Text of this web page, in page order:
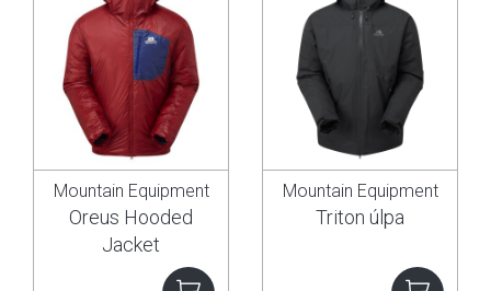
Mountain Equipment
Oreus Hooded
Jacket
Mountain Equipment
Triton úlpa